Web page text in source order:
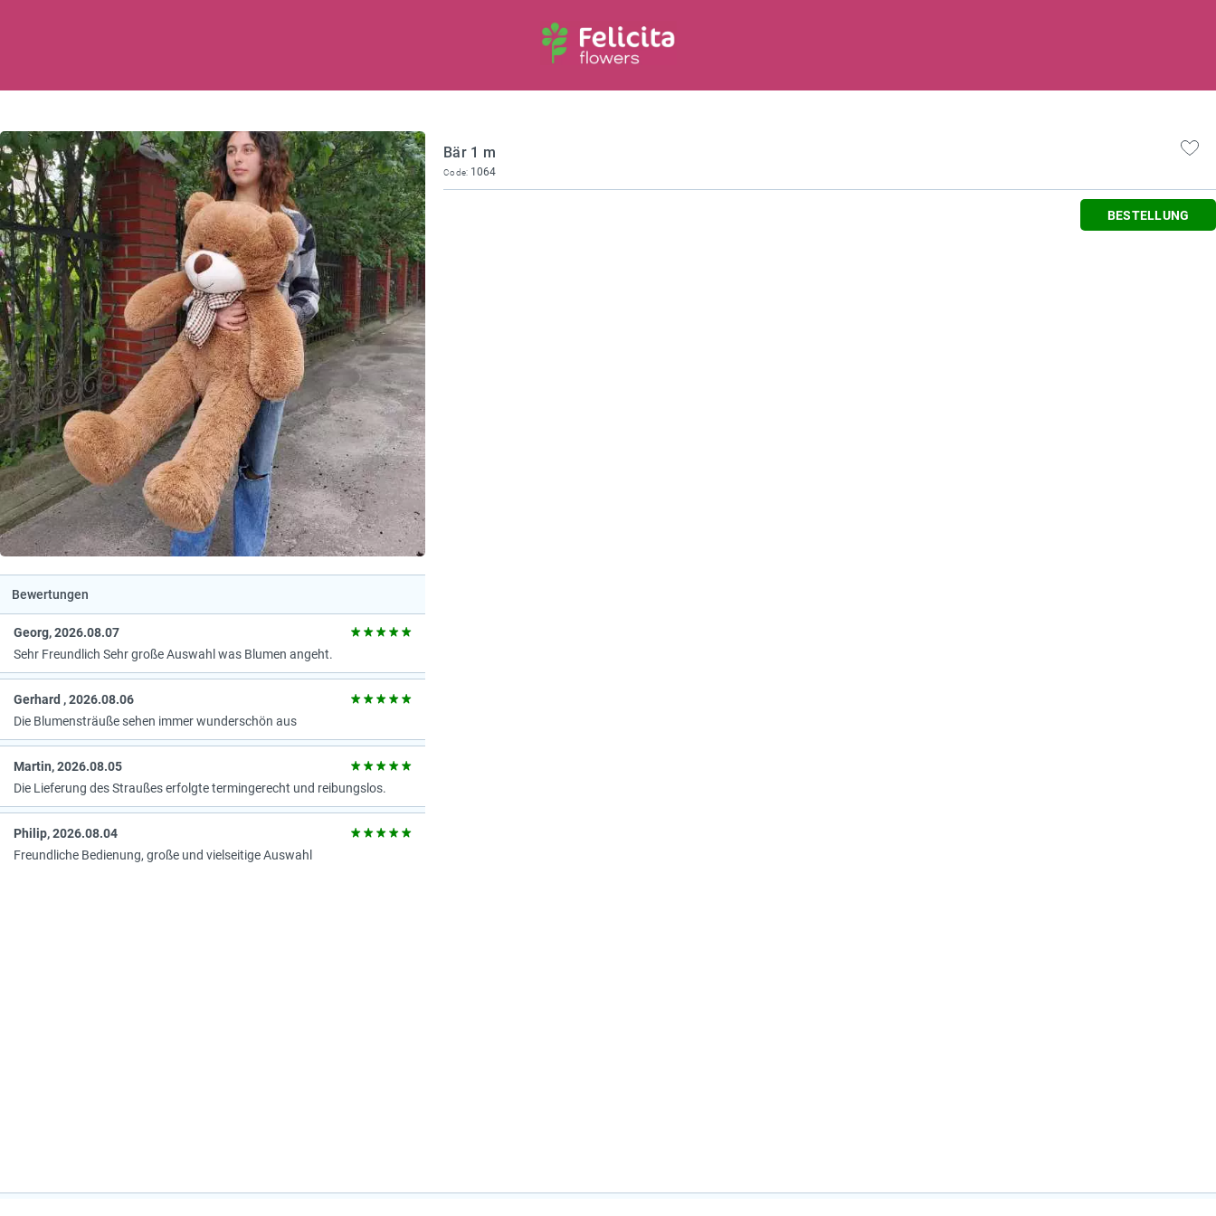
Bewertungen
Georg, 2026.08.07
Sehr Freundlich Sehr große Auswahl was Blumen angeht.
Gerhard , 2026.08.06
Die Blumensträuße sehen immer wunderschön aus
Martin, 2026.08.05
Die Lieferung des Straußes erfolgte termingerecht und reibungslos.
Philip, 2026.08.04
Freundliche Bedienung, große und vielseitige Auswahl
Bär 1 m
Code: 1064
BESTELLUNG